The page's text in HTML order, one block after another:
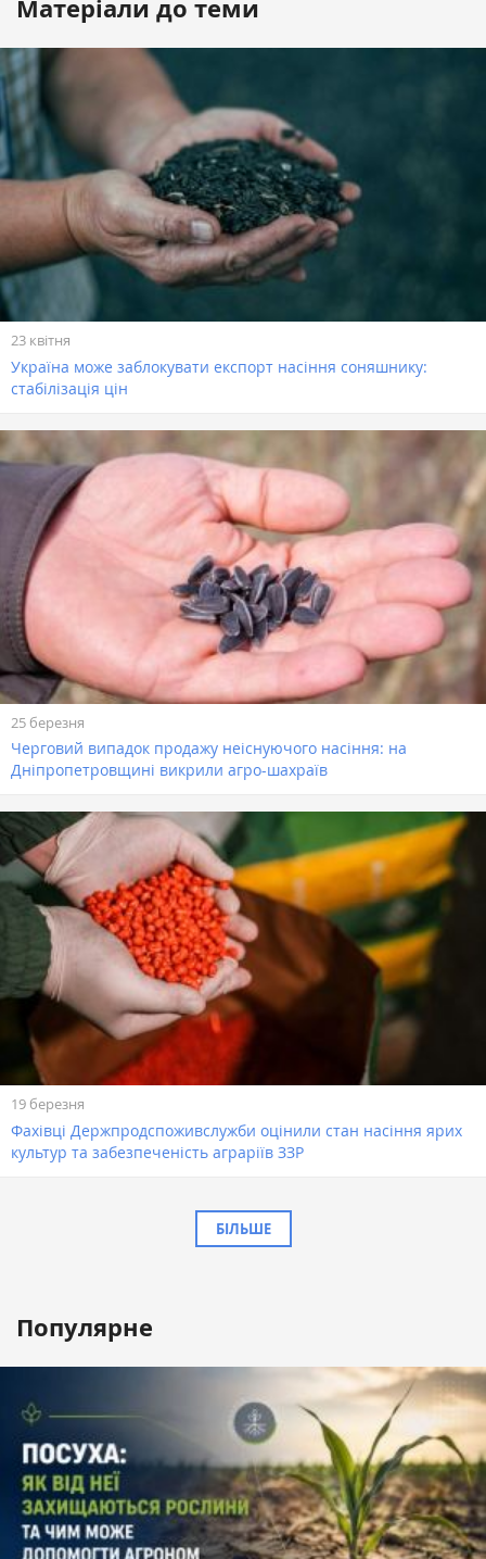
Матеріали до теми
23 квітня
Україна може заблокувати експорт насіння соняшнику:
стабілізація цін
25 березня
Черговий випадок продажу неіснуючого насіння: на
Дніпропетровщині викрили агро-шахраїв
19 березня
Фахівці Держпродспоживслужби оцінили стан насіння ярих
культур та забезпеченість аграріїв ЗЗР
БІЛЬШЕ
Популярне